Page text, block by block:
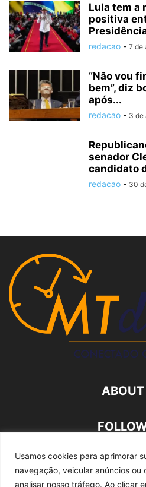
Usamos cookies para aprimorar
navegação, veicular anúncios
analisar nosso tráfego. Ao clicar
Lula tem a
positiva
redacao - 7 de
“Não vou
bem”, diz
após...
redacao - 3 de
senador
candidato
redacao - 30